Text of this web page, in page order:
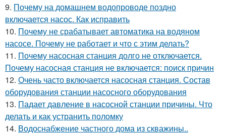
9. Почему на домашнем водопроводе поздно
включается насос. Как исправить
10. Почему не срабатывает автоматика на водяном
насосе. Почему не работает и что с этим делать?
11. Почему насосная станция долго не отключается.
Почему насосная станция не включается: поиск причин
12. Очень часто включается насосная станция. Состав
оборудования станции насосного оборудования
13. Падает давление в насосной станции причины. Что
делать и как устранить поломку
14. Водоснабжение частного дома из скважины..